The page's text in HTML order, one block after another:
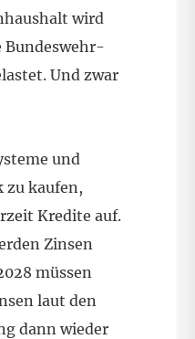
wird
Bundeswehr-
Und zwar
und
zu kaufen,
Kredite auf.
Zinsen
müssen
laut den
dann wieder